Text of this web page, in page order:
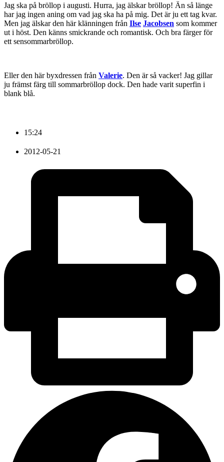
Jag ska på bröllop i augusti. Hurra, jag älskar bröllop! Än så länge
har jag ingen aning om vad jag ska ha på mig. Det är ju ett tag kvar.
Men jag älskar den här klänningen från Ilse Jacobsen som kommer
ut i höst. Den känns smickrande och romantisk. Och bra färger för
ett sensommarbröllop.
Eller den här byxdressen från Valerie. Den är så vacker! Jag gillar
ju främst färg till sommarbröllop dock. Den hade varit superfin i
blank blå.
15:24
2012-05-21